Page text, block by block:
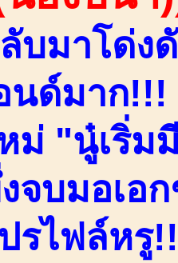
บมาโด่ง
นด์มาก!!!
ม่ "นู๋เริ่ม
จบมอเอ
รไฟล์หรู